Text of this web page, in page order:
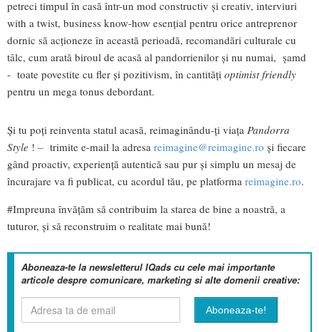
petreci timpul în casă într-un mod constructiv și creativ, interviuri
with a twist, business know-how esențial pentru orice antreprenor
dornic să acționeze în această perioadă, recomandări culturale cu
tâlc, cum arată biroul de acasă al pandorrienilor și nu numai, șamd
- toate povestite cu fler și pozitivism, în cantități optimist friendly
pentru un mega tonus debordant.
Și tu poți reinventa statul acasă, reimaginându-ți viața Pandorra
Style ! – trimite e-mail la adresa reimagine@reimagine.ro și fiecare
gând proactiv, experiență autentică sau pur și simplu un mesaj de
încurajare va fi publicat, cu acordul tău, pe platforma reimagine.ro.
#Impreuna învățăm să contribuim la starea de bine a noastră, a
tuturor, și să reconstruim o realitate mai bună!
Aboneaza-te la newsletterul IQads cu cele mai importante
articole despre comunicare, marketing si alte domenii creative: